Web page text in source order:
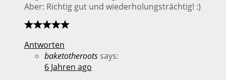
Aber: Richtig gut und wiederholungsträchtig! :)
Antworten
baketotheroots says:
6 Jahren ago